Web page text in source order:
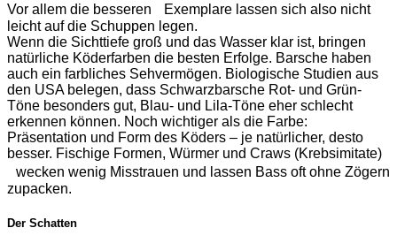
Vor allem die besseren Exemplare lassen sich also nicht
leicht auf die Schuppen legen.
Wenn die Sichttiefe groß und das Wasser klar ist, bringen
natürliche Köderfarben die besten Erfolge. Barsche haben
auch ein farbliches Sehvermögen. Biologische Studien aus
den USA belegen, dass Schwarzbarsche Rot- und Grün-
Töne besonders gut, Blau- und Lila-Töne eher schlecht
erkennen können. Noch wichtiger als die Farbe:
Präsentation und Form des Köders – je natürlicher, desto
besser. Fischige Formen, Würmer und Craws (Krebsimitate)
wecken wenig Misstrauen und lassen Bass oft ohne Zögern
zupacken.
Der Schatten